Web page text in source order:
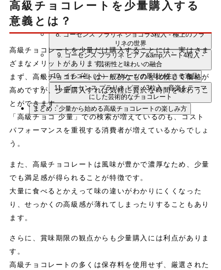
の融合
7. 京都のトリュフチョコレート - 伝統の味を現代に伝
8. ゴーセンス プラリネ ショコラ3粒入 - 極上のプラ
リネの世界
9. ゴーセンス プラリネ ピアノ&amp;ハート4粒入 -
芸術性と味わいの融合
10. イチゴ缶（小） - フルーツの風味が生きる逸品
11. ゴーセンス プラリネ ピアノ3粒入 - 音楽をテーマ
にした芸術的なチョコレート
まとめ：少量から始める高級チョコレートの楽しみ方
高級チョコレートを少量購入する
意義とは？
高級チョコレートを少量だけ購入することには、実はさま
ざまなメリットがあります。
まず、高級チョコレートは一般的なものと比較して価格が
高めですが、少量購入すれば気軽に贅沢な時間を味わうこ
とができます。
「高級チョコ 少量」での検索が増えているのも、コスト
パフォーマンスを重視する消費者が増えているからでしょ
う。
また、高級チョコレートは風味が豊かで濃厚なため、少量
でも満足感が得られることが特徴です。
大量に食べるとかえって味の違いがわかりにくくなった
り、せっかくの高級感が薄れてしまったりすることもあり
ます。
さらに、賞味期限の観点からも少量購入には利点がありま
す。
高級チョコレートの多くは保存料を使用せず、厳選された